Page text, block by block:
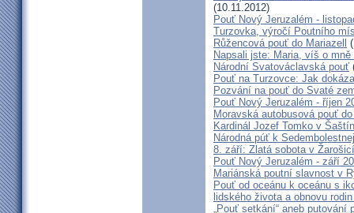
(10.11.2012)
Pouť Nový Jeruzalém -
Turzovka, výročí Poutního
Růžencová pouť do Mariazell
Napsali jste: Maria, víš o mně
Národní Svatováclavská pouť
Pouť na Turzovce: Jak
Pozvání na pouť do Svaté
Pouť Nový Jeruzalém - říjen
Moravská autobusová pouť
Kardinál Jozef Tomko v
Národná púť k
8. září: Zlatá sobota v
Pouť Nový Jeruzalém - září
Mariánská poutní slavnost v
Pouť od oceánu k oceánu s
lidského života a obnovu
„Pouť setkání“ aneb putování